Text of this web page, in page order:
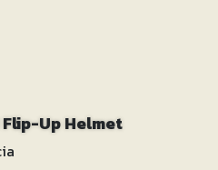
Flip-Up Helmet